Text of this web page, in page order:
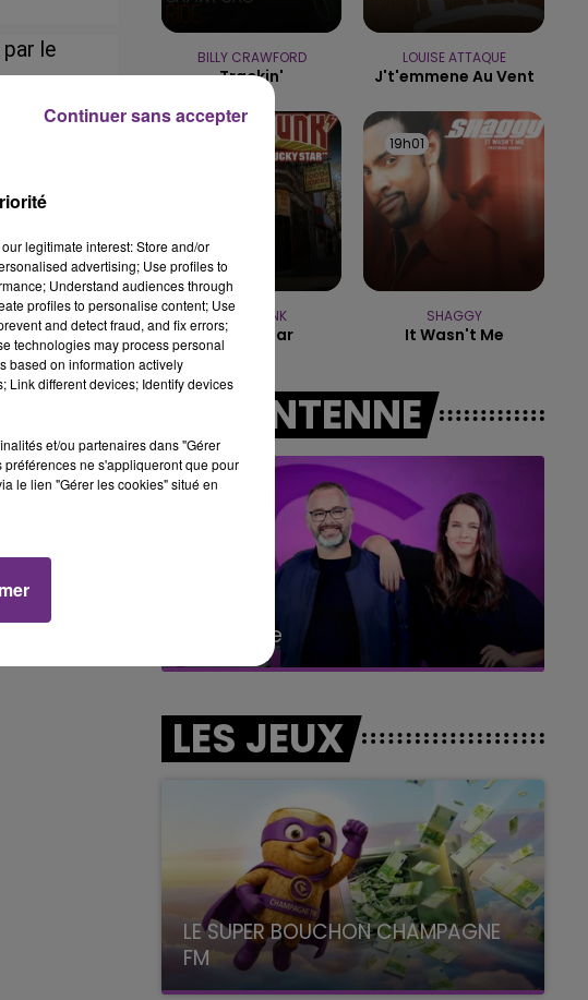
5h00 - 6h00
LE BEST OF DE LA FAMILLE
CHAMPAGNE FM
le
garde à
BILLY CRAWFORD
Trackin'
LOUISE ATTAQUE
J't'emmene Au Vent
SUPERFUNK
Lucky Star
19h01
19h01
SHAGGY
It Wasn't Me
A L'ANTENNE
La Famille
LES JEUX
LE SUPER BOUCHON CHAMPAGNE
FM
avec La Famille Champagne FM, à 8H10
legitimate interest: Store and/or
advertising; Use profiles to
Understand audiences through
profiles to personalise content; Use
and detect fraud, and fix errors;
technologies may process personal
based on information actively
Link different devices; Identify devices
et/ou partenaires dans "Gérer
ne s'appliqueront que pour
le lien "Gérer les cookies" situé en
Continuer sans accepter